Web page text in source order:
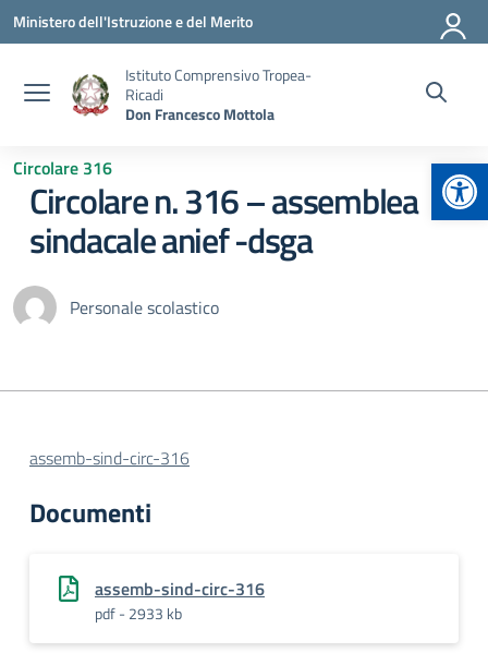
Vai ai contenuti
Vai al menu di navigazione
Vai al footer
Ministero dell'Istruzione e del Merito
Istituto Comprensivo Tropea-
Ricadi
Don Francesco Mottola
Circolare 316
Circolare n. 316 – assemblea
sindacale anief -dsga
Personale scolastico
assemb-sind-circ-316
Documenti
assemb-sind-circ-316
pdf - 2933 kb